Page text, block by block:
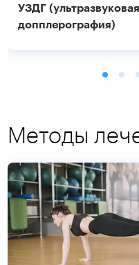
УЗДГ (ультразвуковая
допплерография)
Подробнее
Методы